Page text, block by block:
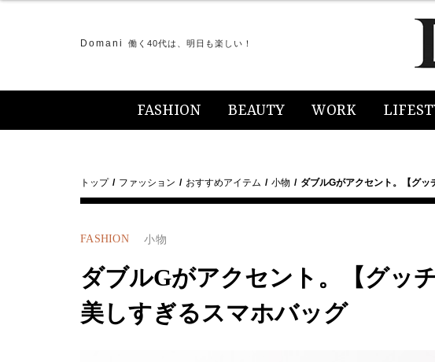
Domani 働く40代は、明日も楽しい！
FASHION BEAUTY WORK
トップ ファッション おすすめアイテム 小物 ダブルGがアクセント。【グ
FASHION 小物
ダブルGがアクセント。【グッ
美しすぎるスマホバッグ